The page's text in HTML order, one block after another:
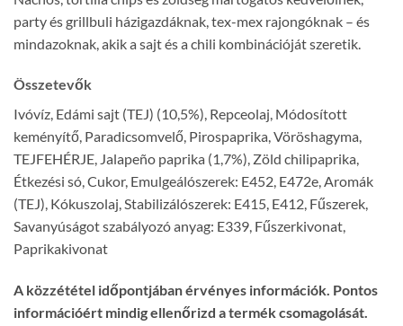
party és grillbuli házigazdáknak, tex-mex rajongóknak – és
mindazoknak, akik a sajt és a chili kombinációját szeretik.
Összetevők
Ivóvíz, Edámi sajt (TEJ) (10,5%), Repceolaj, Módosított
keményítő, Paradicsomvelő, Pirospaprika, Vöröshagyma,
TEJFEHÉRJE, Jalapeño paprika (1,7%), Zöld chilipaprika,
Étkezési só, Cukor, Emulgeálószerek: E452, E472e, Aromák
(TEJ), Kókuszolaj, Stabilizálószerek: E415, E412, Fűszerek,
Savanyúságot szabályozó anyag: E339, Fűszerkivonat,
Paprikakivonat
A közzététel időpontjában érvényes információk. Pontos
információért mindig ellenőrizd a termék csomagolását.